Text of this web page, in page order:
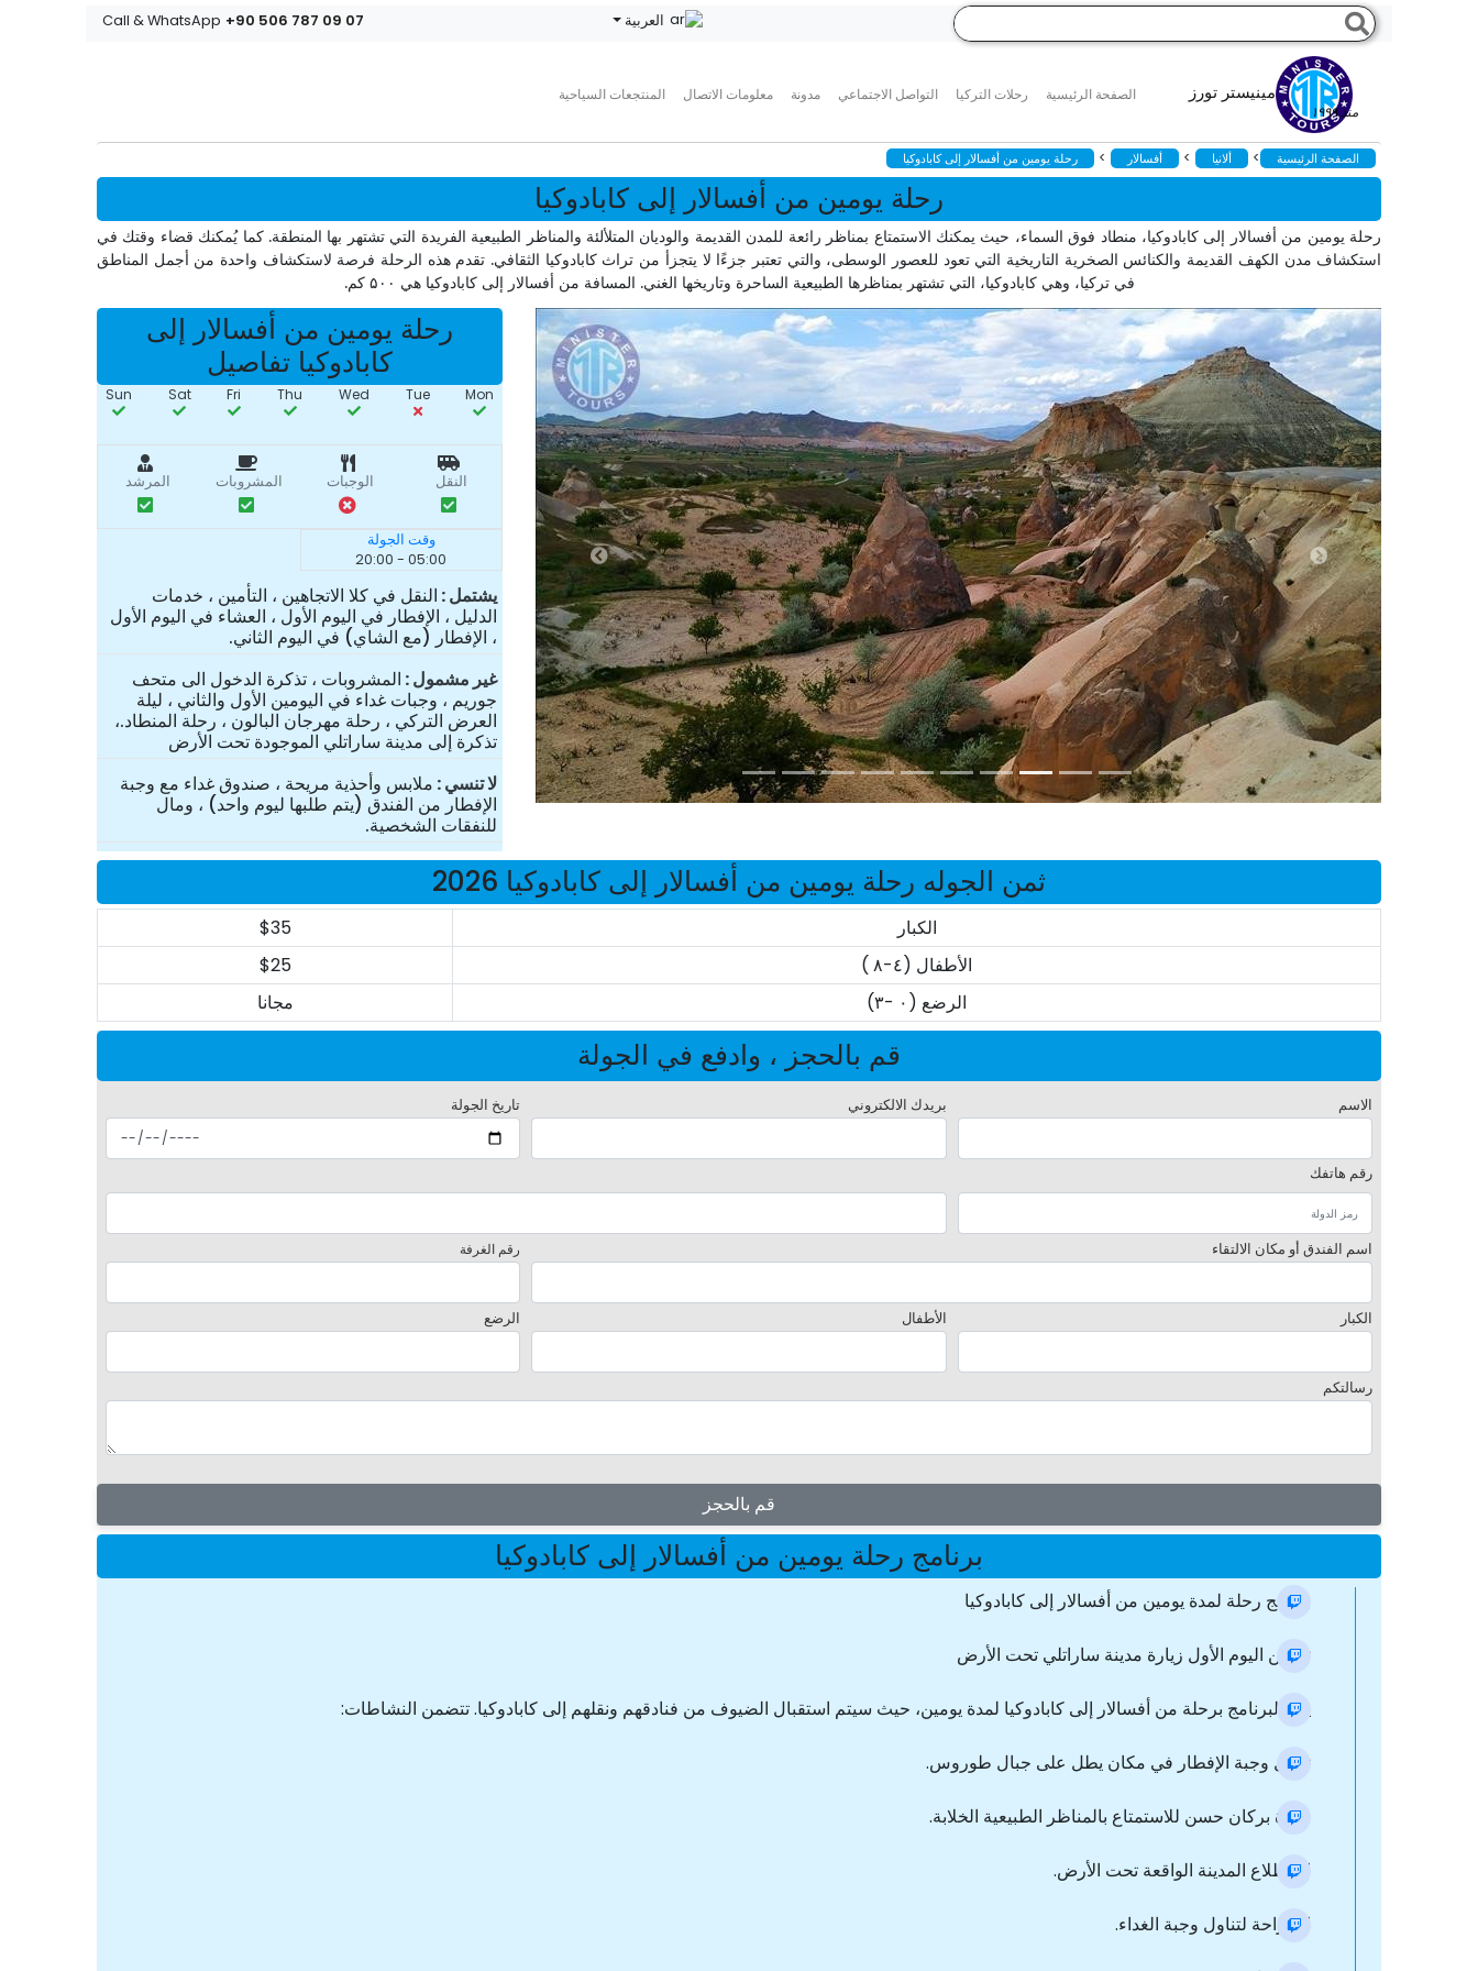
مينيستر تورز
منذ ١٩٩٩
الصفحة الرئيسية رحلات التركيا التواصل الاجتماعي مدونة معلومات الاتصال المنتجعات السياحية
العربية Call & WhatsApp +90 506 787 09 07
الصفحة الرئيسية > ألانيا > أفسالار > رحلة يومين من أفسالار إلى كابادوكيا
رحلة يومين من أفسالار إلى كابادوكيا
رحلة يومين من أفسالار إلى كابادوكيا، منطاد فوق السماء، حيث يمكنك الاستمتاع بمناظر رائعة للمدن القديمة والوديان المتلألئة والمناظر الطبيعية الفريدة التي تشتهر بها المنطقة. كما يُمكنك قضاء وقتك في
استكشاف مدن الكهف القديمة والكنائس الصخرية التاريخية التي تعود للعصور الوسطى، والتي تعتبر جزءًا لا يتجزأ من تراث كابادوكيا الثقافي. تقدم هذه الرحلة فرصة لاستكشاف واحدة من أجمل المناطق
في تركيا، وهي كابادوكيا، التي تشتهر بمناظرها الطبيعية الساحرة وتاريخها الغني. المسافة من أفسالار إلى كابادوكيا هي ۵۰۰ كم.
رحلة يومين من أفسالار إلى
كابادوكيا تفاصيل
Mon
Tue
Wed
Thu
Fri
Sat
Sun
النقل الوجبات المشروبات المرشد
وقت الجولة
05:00 - 20:00
یشتمل النقل في كلا الاتجاهين ، التأمين ، خدمات
الدليل ، الإفطار في اليوم الأول ، العشاء في اليوم الأول
، الإفطار (مع الشاي) في اليوم الثاني.
غير مشمول المشروبات ، تذكرة الدخول الى متحف
جوريم ، وجبات غداء في اليومين الأول والثاني ، ليلة
العرض التركي ، رحلة مهرجان البالون ، رحلة المنطاد.،
تذكرة إلى مدينة ساراتلي الموجودة تحت الأرض
لا تنسي ملابس وأحذية مريحة ، صندوق غداء مع وجبة
الإفطار من الفندق (يتم طلبها ليوم واحد) ، ومال
للنفقات الشخصية.
ثمن الجوله رحلة يومين من أفسالار إلى كابادوكيا 2026
الكبار
$35
الأطفال (٤-٨ )
$25
الرضع (٠ -٣)
مجانا
قم بالحجز ، وادفع في الجولة
الاسم بريدك الالكتروني تاريخ الجولة
رقم هاتفك
اسم الفندق أو مكان الالتقاء رقم الغرفة
الكبار الأطفال الرضع
رسالتكم
قم بالحجز
برنامج رحلة يومين من أفسالار إلى كابادوكيا
برنامج رحلة لمدة يومين من أفسالار إلى كابادوكيا
تضمن اليوم الأول زيارة مدينة ساراتلي تحت الأرض
يبدأ البرنامج برحلة من أفسالار إلى كابادوكيا لمدة يومين، حيث سيتم استقبال الضيوف من فنادقهم ونقلهم إلى كابادوكيا. تتضمن النشاطات:
تناول وجبة الإفطار في مكان يطل على جبال طوروس.
زيارة بركان حسن للاستمتاع بالمناظر الطبيعية الخلابة.
استطلاع المدينة الواقعة تحت الأرض.
استراحة لتناول وجبة الغداء.